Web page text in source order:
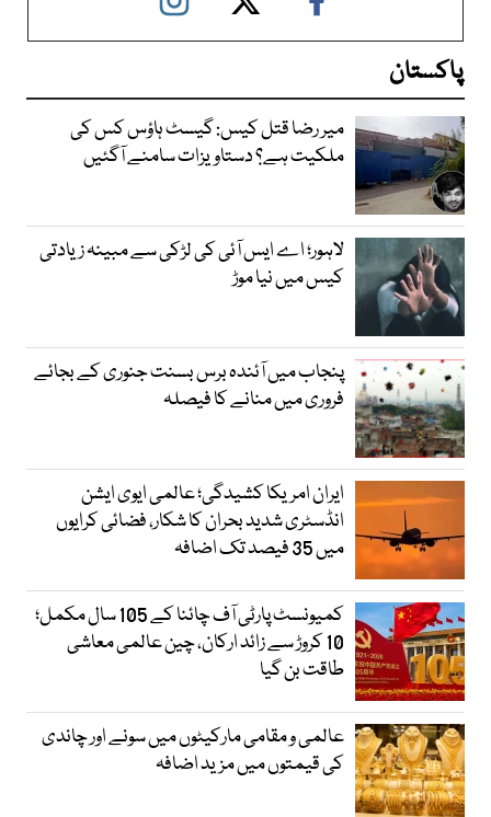
پاکستان
میر رضا قتل کیس: گیسٹ ہاؤس کس کی
ملکیت ہے؟ دستاویزات سامنے آگئیں
لاہور؛ اے ایس آئی کی لڑکی سے مبینہ زیادتی
کیس میں نیا موڑ
پنجاب میں آئندہ برس بسنت جنوری کے بجائے
فروری میں منانے کا فیصلہ
ایران امریکا کشیدگی؛ عالمی ایوی ایشن
انڈسٹری شدید بحران کا شکار، فضائی کرایوں
میں 35 فیصد تک اضافہ
کمیونسٹ پارٹی آف چائنا کے 105 سال مکمل؛
10 کروڑ سے زائد ارکان، چین عالمی معاشی
طاقت بن گیا
عالمی و مقامی مارکیٹوں میں سونے اور چاندی
کی قیمتوں میں مزید اضافہ